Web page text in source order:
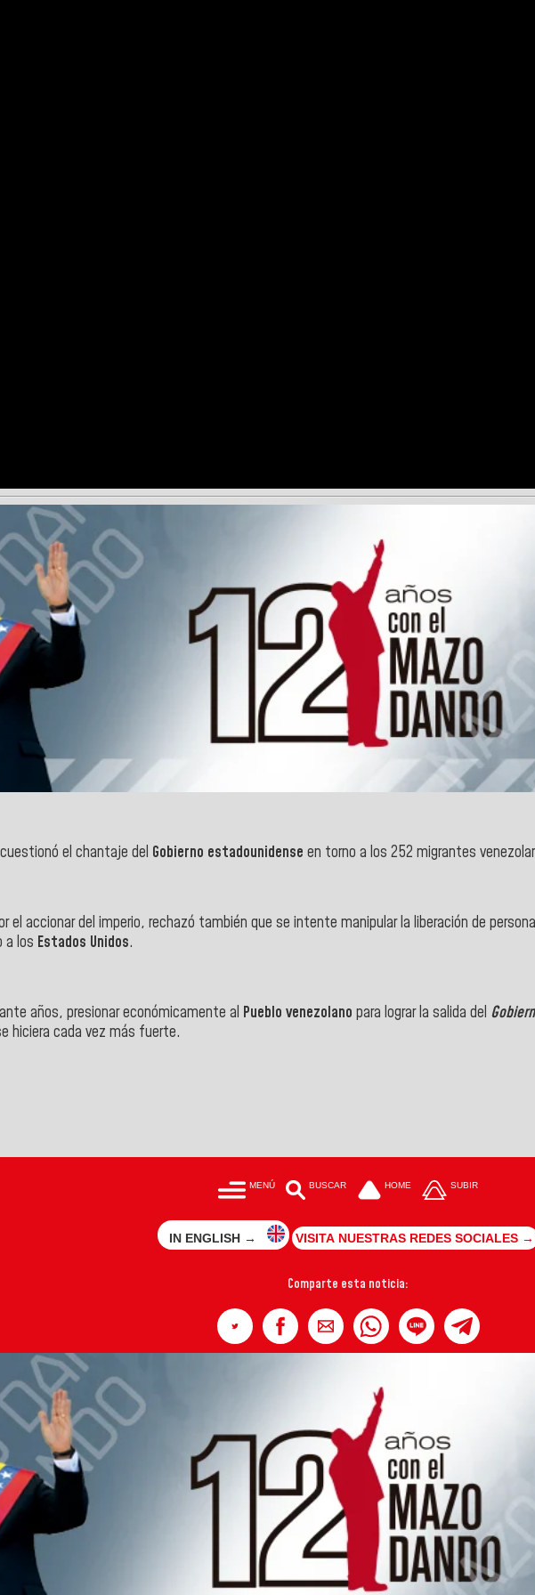
el chantaje del Gobierno estadounidense en torno a los 252 migrantes
el accionar del imperio, rechazó también que se intente manipular la liberación de
a los Estados Unidos.
años, presionar económicamente al Pueblo venezolano para lograr la salida del
hiciera cada vez más fuerte.
MENÚ BUSCAR HOME SUBIR
IN ENGLISH → VISITA NUESTRAS REDES SOCIALES →
Comparte esta noticia: